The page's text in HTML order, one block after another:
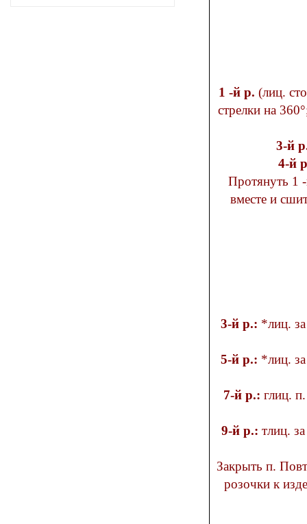
1 -й р.
стрелки на 360°; повт. от * до конца р. 2-й р.: *2 вм. изн.; повт. от * до
3-й
4-й
Протянуть 1 -ю п. через 2, 3, 4 и 5-ю п. Закрыть п. Сложить концы
вместе и сшить. Повт. до получения необходимого
3-й р.: *лиц.
5-й р.: *лиц.
7-й р.: глиц.
9-й р.: тлиц.
Закрыть п. Повт. до получения необходимого кол-ва деталей. Пришить
розочки к изделию. По желанию можно добавить вязаные листочки,